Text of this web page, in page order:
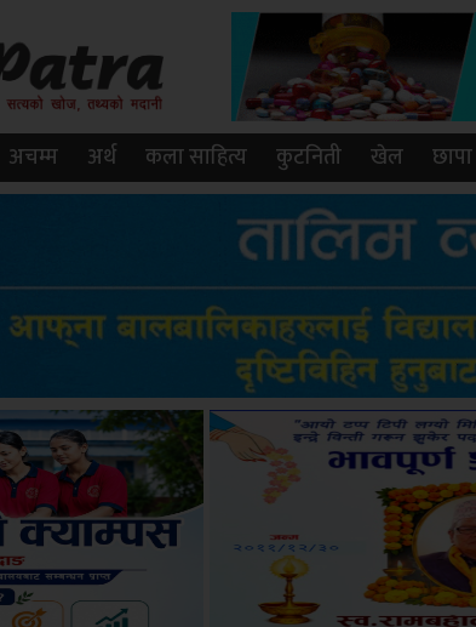
अचम्म अर्थ कला साहित्य कुटनिती खेल